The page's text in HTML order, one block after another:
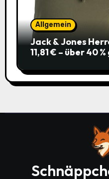
Allgemein
Jack & Jones
11,81 € – über 40